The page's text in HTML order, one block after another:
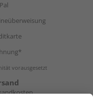
vorausgesetzt